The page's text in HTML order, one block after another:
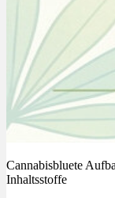
Cannabisbluete
Inhaltsstoffe